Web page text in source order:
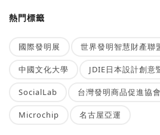
熱門標籤
國際發明展 世界發明智慧財產聯
中國文化大學 JDIE日本設計創意
SocialLab 台灣發明商品促進協會
Microchip 名古屋亞運